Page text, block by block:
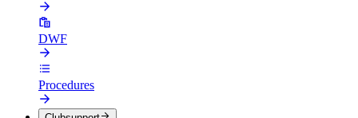
DWF
Procedures